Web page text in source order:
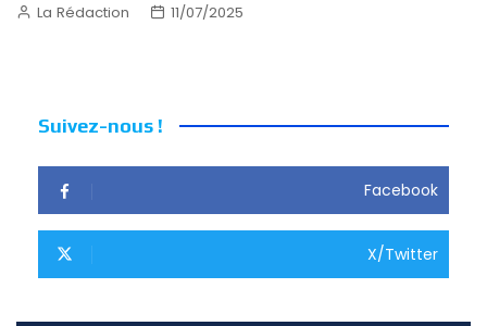
La Rédaction 11/07/2025
Suivez-nous !
Facebook
X/Twitter